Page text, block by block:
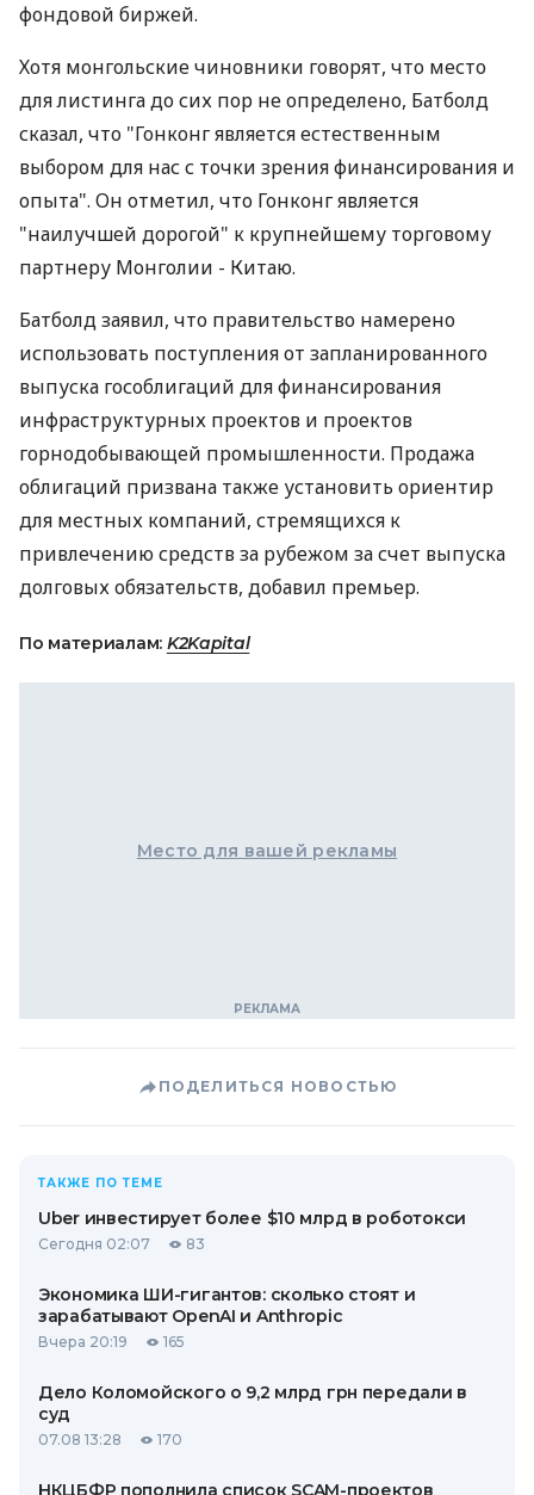
фондовой биржей.
Хотя монгольские чиновники говорят, что место
для листинга до сих пор не определено, Батболд
сказал, что "Гонконг является естественным
выбором для нас с точки зрения финансирования и
опыта". Он отметил, что Гонконг является
"наилучшей дорогой" к крупнейшему торговому
партнеру Монголии - Китаю.
Батболд заявил, что правительство намерено
использовать поступления от запланированного
выпуска гособлигаций для финансирования
инфраструктурных проектов и проектов
горнодобывающей промышленности. Продажа
облигаций призвана также установить ориентир
для местных компаний, стремящихся к
привлечению средств за рубежом за счет выпуска
долговых обязательств, добавил премьер.
По материалам: K2Kapital
Место для вашей рекламы
ПОДЕЛИТЬСЯ НОВОСТЬЮ
ТАКЖЕ ПО ТЕМЕ
Uber инвестирует более $10 млрд в роботокси
Сегодня 02:07 83
Экономика ШИ-гигантов: сколько стоят и
зарабатывают OpenAI и Anthropic
Вчера 20:19 165
Дело Коломойского о 9,2 млрд грн передали в
суд
07.08 13:28 170
НКЦБФР пополнила список SCAM-проектов